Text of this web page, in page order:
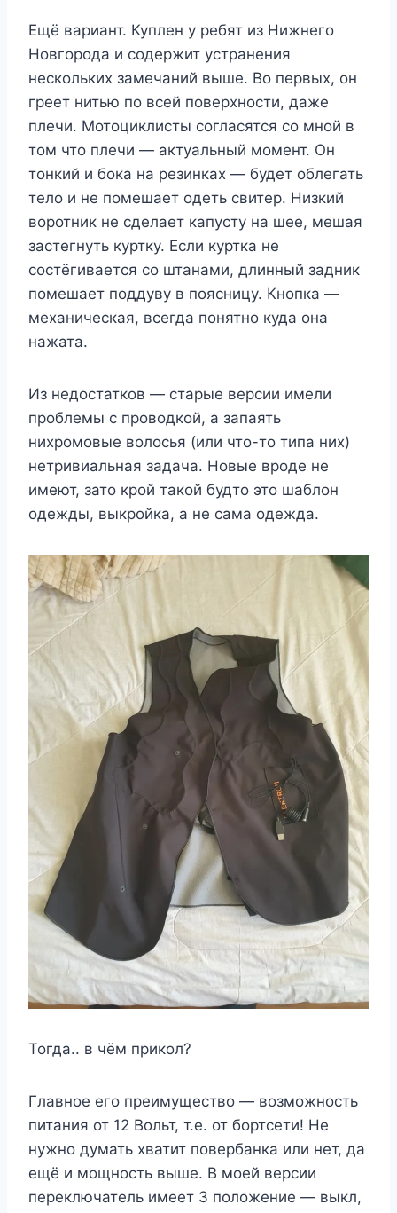
Ещё вариант. Куплен у ребят из Нижнего
Новгорода и содержит устранения
нескольких замечаний выше. Во первых, он
греет нитью по всей поверхности, даже
плечи. Мотоциклисты согласятся со мной в
том что плечи — актуальный момент. Он
тонкий и бока на резинках — будет облегать
тело и не помешает одеть свитер. Низкий
воротник не сделает капусту на шее, мешая
застегнуть куртку. Если куртка не
состёгивается со штанами, длинный задник
помешает поддуву в поясницу. Кнопка —
механическая, всегда понятно куда она
нажата.
Из недостатков — старые версии имели
проблемы с проводкой, а запаять
нихромовые волосья (или что-то типа них)
нетривиальная задача. Новые вроде не
имеют, зато крой такой будто это шаблон
одежды, выкройка, а не сама одежда.
Тогда.. в чём прикол?
Главное его преимущество — возможность
питания от 12 Вольт, т.е. от бортсети! Не
нужно думать хватит повербанка или нет, да
ещё и мощность выше. В моей версии
переключатель имеет 3 положение — выкл,